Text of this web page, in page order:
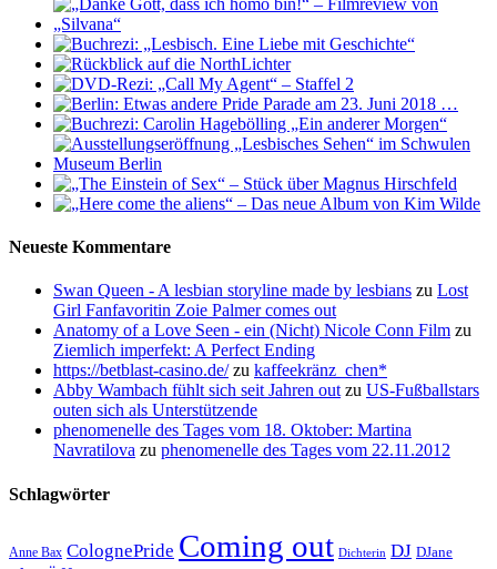
Neueste Kommentare
Swan Queen - A lesbian storyline made by lesbians zu Lost
Girl Fanfavoritin Zoie Palmer comes out
Anatomy of a Love Seen - ein (Nicht) Nicole Conn Film zu
Ziemlich imperfekt: A Perfect Ending
https://betblast-casino.de/zu kaffeekränz_chen*
Abby Wambach fühlt sich seit Jahren outzu US-Fußballstars
outen sich als Unterstützende
phenomenelle des Tages vom 18. Oktober: Martina
Navratilova zu phenomenelle des Tages vom 22.11.2012
Schlagwörter
Anne Bax ColognePride Coming out Dichterin DJ DJane